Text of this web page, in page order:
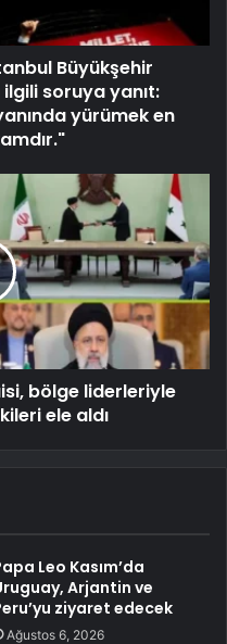
Büyükşehir
ilgili soruya yanıt:
yürümek en
bölge liderleriyle
ele aldı
Leo Kasım’da
Arjantin ve
ziyaret edecek
Ağustos 6, 2026